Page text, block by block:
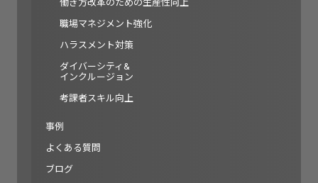
働き方改革のための生産性向上
職場マネジメント強化
ハラスメント対策
ダイバーシティ&
インクルージョン
考課者スキル向上
事例
よくある質問
ブログ